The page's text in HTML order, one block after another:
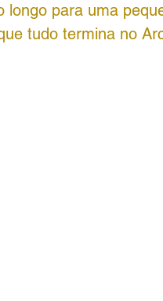
longo para uma
tudo termina no